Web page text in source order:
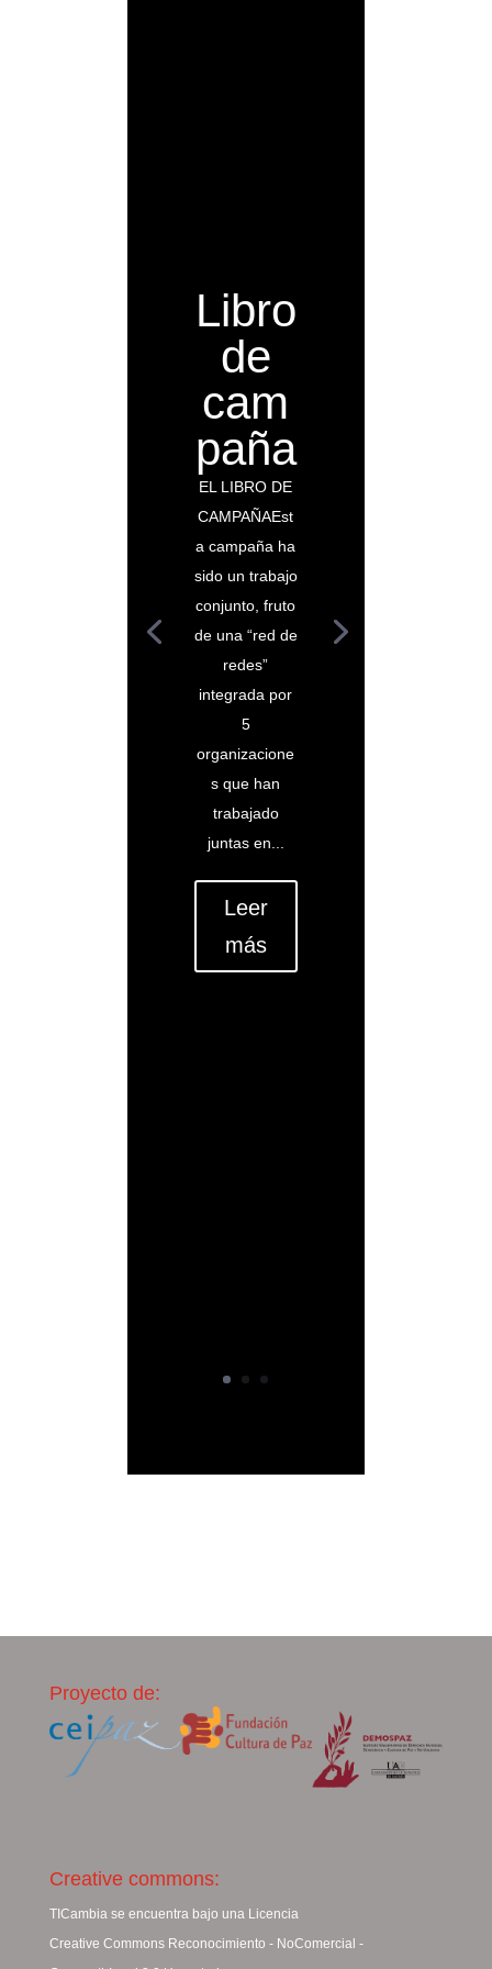
Libro
de
cam
paña
EL LIBRO DE
CAMPAÑAEst
a campaña ha
sido un trabajo
conjunto, fruto
de una “red de
redes”
integrada por
5
organizacione
s que han
trabajado
juntas en...
Leer
más
Proyecto de:
Creative commons:
TICambia se encuentra bajo una Licencia
Creative Commons Reconocimiento - NoComercial -